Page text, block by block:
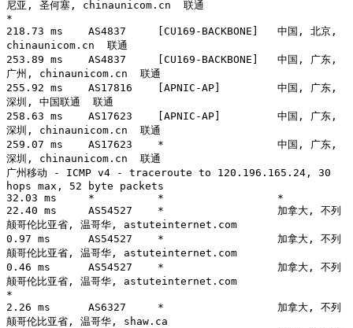
尼亚, 圣何塞, chinaunicom.cn  联通
*
218.73 ms    AS4837     [CU169-BACKBONE]   中国, 北京,
chinaunicom.cn  联通
253.89 ms    AS4837     [CU169-BACKBONE]   中国, 广东,
广州, chinaunicom.cn  联通
255.92 ms    AS17816    [APNIC-AP]         中国, 广东,
深圳, 中国联通  联通
258.63 ms    AS17623    [APNIC-AP]         中国, 广东,
深圳, chinaunicom.cn  联通
259.07 ms    AS17623    *                  中国, 广东,
深圳, chinaunicom.cn  联通
广州移动 - ICMP v4 - traceroute to 120.196.165.24, 30
hops max, 52 byte packets
32.03 ms     *          *                  *
22.40 ms     AS54527    *                  加拿大, 不列
颠哥伦比亚省, 温哥华, astuteinternet.com
0.97 ms      AS54527    *                  加拿大, 不列
颠哥伦比亚省, 温哥华, astuteinternet.com
0.46 ms      AS54527    *                  加拿大, 不列
颠哥伦比亚省, 温哥华, astuteinternet.com
*
2.26 ms      AS6327     *                  加拿大, 不列
颠哥伦比亚省, 温哥华, shaw.ca